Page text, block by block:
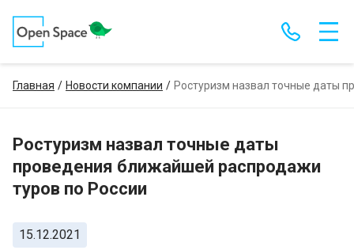
Главная Новости компании Ростуризм назвал точные даты
Ростуризм назвал точные даты
проведения ближайшей распродажи
туров по России
15.12.2021